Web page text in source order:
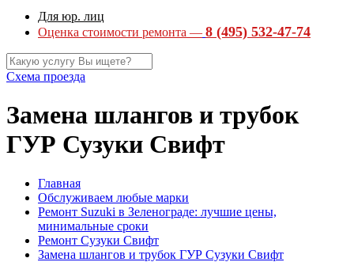
Для юр. лиц
Оценка стоимости ремонта — 8 (495) 532-47-74
Схема проезда
Замена шлангов и трубок
ГУР Сузуки Свифт
Главная
Обслуживаем любые марки
Ремонт Suzuki в Зеленограде: лучшие цены,
минимальные сроки
Ремонт Сузуки Свифт
Замена шлангов и трубок ГУР Сузуки Свифт